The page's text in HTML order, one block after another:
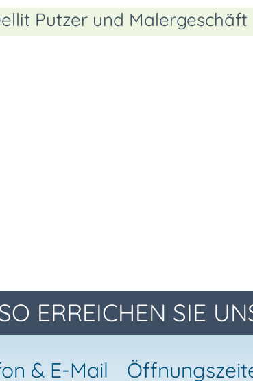
Putzer und Malergeschäft
ERREICHEN SIE
& E-Mail